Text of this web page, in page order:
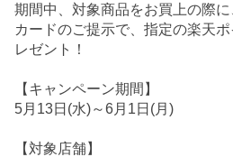
期間中、対象商品をお買上の際
カードのご提示で、指定の楽天
レゼント！
【キャンペーン期間】
5月13日(水)～6月1日(月)
【対象店舗】